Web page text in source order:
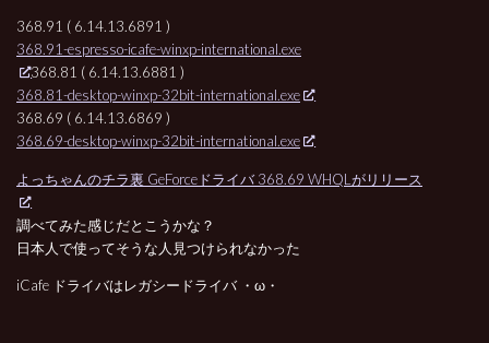
368.91 ( 6.14.13.6891 )
368.91-espresso-icafe-winxp-international.exe
368.81 ( 6.14.13.6881 )
368.81-desktop-winxp-32bit-international.exe
368.69 ( 6.14.13.6869 )
368.69-desktop-winxp-32bit-international.exe
よっちゃんのチラ裏 GeForceドライバ 368.69 WHQLがリリース
調べてみた感じだとこうかな？
日本人で使ってそうな人見つけられなかった
iCafe ドライバはレガシードライバ ・ω・